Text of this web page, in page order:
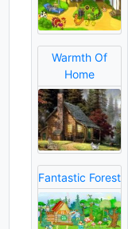
Warmth Of
Home
Fantastic Forest